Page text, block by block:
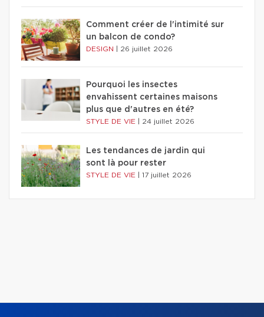
Comment créer de l'intimité sur
un balcon de condo?
DESIGN 26 juillet 2026
Pourquoi les insectes
envahissent certaines maisons
plus que d'autres en été?
STYLE DE VIE 24 juillet 2026
Les tendances de jardin qui
sont là pour rester
STYLE DE VIE 17 juillet 2026